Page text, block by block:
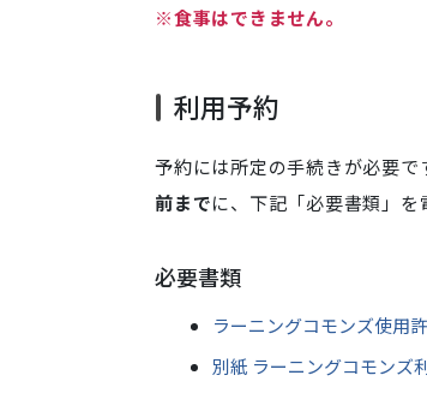
※食事はできません。
利用予約
予約には所定の手続きが必要で
前までに、下記「必要書類」を
必要書類
ラーニングコモンズ使用
別紙 ラーニングコモンズ